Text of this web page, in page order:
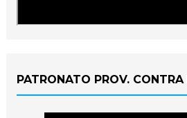
PATRONATO PROV. CONTRA